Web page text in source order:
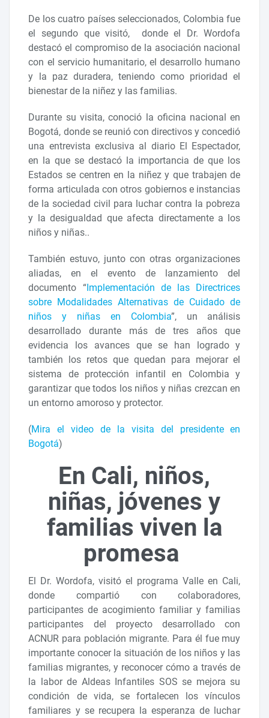
De los cuatro países seleccionados, Colombia fue
el segundo que visitó, donde el Dr. Wordofa
destacó el compromiso de la asociación nacional
con el servicio humanitario, el desarrollo humano
y la paz duradera, teniendo como prioridad el
bienestar de la niñez y las familias.
Durante su visita, conoció la oficina nacional en
Bogotá, donde se reunió con directivos y concedió
una entrevista exclusiva al diario El Espectador,
en la que se destacó la importancia de que los
Estados se centren en la niñez y que trabajen de
forma articulada con otros gobiernos e instancias
de la sociedad civil para luchar contra la pobreza
y la desigualdad que afecta directamente a los
niños y niñas..
También estuvo, junto con otras organizaciones
aliadas, en el evento de lanzamiento del
documento “Implementación de las Directrices
sobre Modalidades Alternativas de Cuidado de
niños y niñas en Colombia”, un análisis
desarrollado durante más de tres años que
evidencia los avances que se han logrado y
también los retos que quedan para mejorar el
sistema de protección infantil en Colombia y
garantizar que todos los niños y niñas crezcan en
un entorno amoroso y protector.
(Mira el video de la visita del presidente en
Bogotá)
En Cali, niños,
niñas, jóvenes y
familias viven la
promesa
El Dr. Wordofa, visitó el programa Valle en Cali,
donde compartió con colaboradores,
participantes de acogimiento familiar y familias
participantes del proyecto desarrollado con
ACNUR para población migrante. Para él fue muy
importante conocer la situación de los niños y las
familias migrantes, y reconocer cómo a través de
la labor de Aldeas Infantiles SOS se mejora su
condición de vida, se fortalecen los vínculos
familiares y se recupera la esperanza de luchar